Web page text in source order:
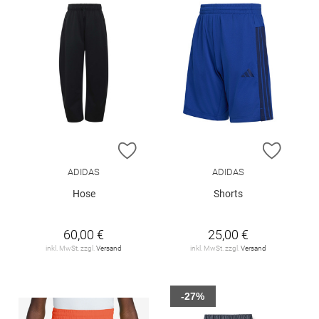
ZUR WUNSCHLISTE HINZUFÜGEN
ADIDAS
Hose
60,00 €
inkl. MwSt. zzgl. Versand
ZUR
ADIDAS
Shorts
25,00 €
inkl. MwSt. zzgl. Versand
-27%